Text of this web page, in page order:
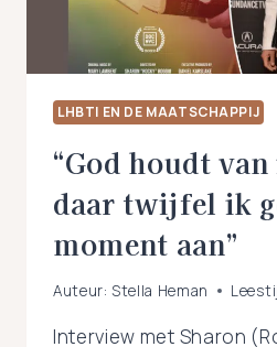
LHBTI EN DE MAATSCHAPPIJ
“God houdt
daar twijfel ik
moment aan”
Auteur: Stella Heman
Interview met Sharon